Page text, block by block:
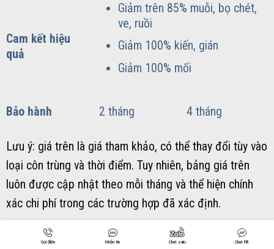
Cam kết hiệu
quả
Giảm trên 85% muỗi, bọ chét,
ve, ruồi
Giảm 100% kiến, gián
Giảm 100% mối
Bảo hành 2 tháng 4 tháng
Lưu ý: giá trên là giá tham khảo, có thể thay đổi tùy vào
loại côn trùng và thời điểm. Tuy nhiên, bảng giá trên
luôn được cập nhật theo mỗi tháng và thể hiện chính
xác chi phí trong các trường hợp đã xác định.
QUY TRÌNH THỰC HIỆN DỊCH VỤ
Gọi điện Nhắn tin Chat zalo Chat FB